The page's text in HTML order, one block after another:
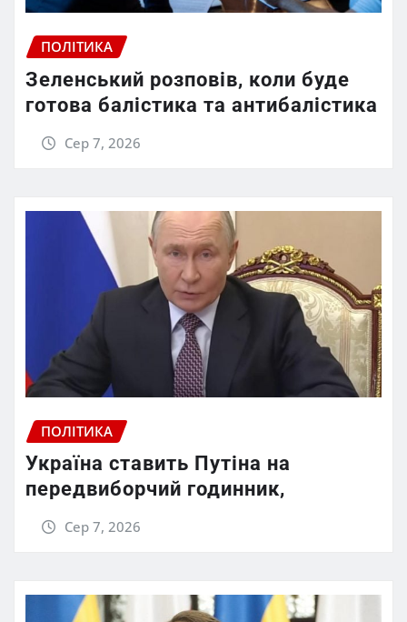
ПОЛІТИКА
Зеленський розповів, коли буде
готова балістика та антибалістика
Сер 7, 2026
ПОЛІТИКА
Україна ставить Путіна на
передвиборчий годинник,
Сер 7, 2026